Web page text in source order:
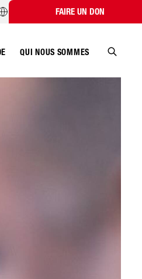
par pays
FAIRE UN DON
QUI NOUS SOMMES